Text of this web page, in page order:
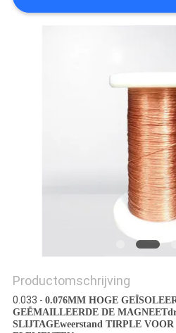
PRIVACY
Productomschrijving
0.033 - 0.076MM HOGE
GEËMAILLEERDE DE
SLIJTAGEweerstand TIRPLE